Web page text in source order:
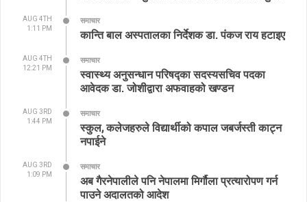
AUG 4TH
1:11 PM
समाचार
कान्ति बाल अस्पतालका निर्देशक डा. पंकज राय हटाइए
AUG 4TH
12:21 PM
समाचार
स्वास्थ्य अनुसन्धान परिषद्का सदस्यसचिव पदका
आवेदक डा. जोशीद्वारा अफवाहको खण्डन
AUG 3RD
1:44 PM
समाचार
स्कुल, कलेजहरुले विद्यार्थीको कपाल जबर्जस्ती काट्न
नपाईने
AUG 3RD
1:09 PM
समाचार
अब गैरनेपालीले पनि नेपालमा मिर्गौला प्रत्यारोपण गर्न
पाउने अदालतको आदेश